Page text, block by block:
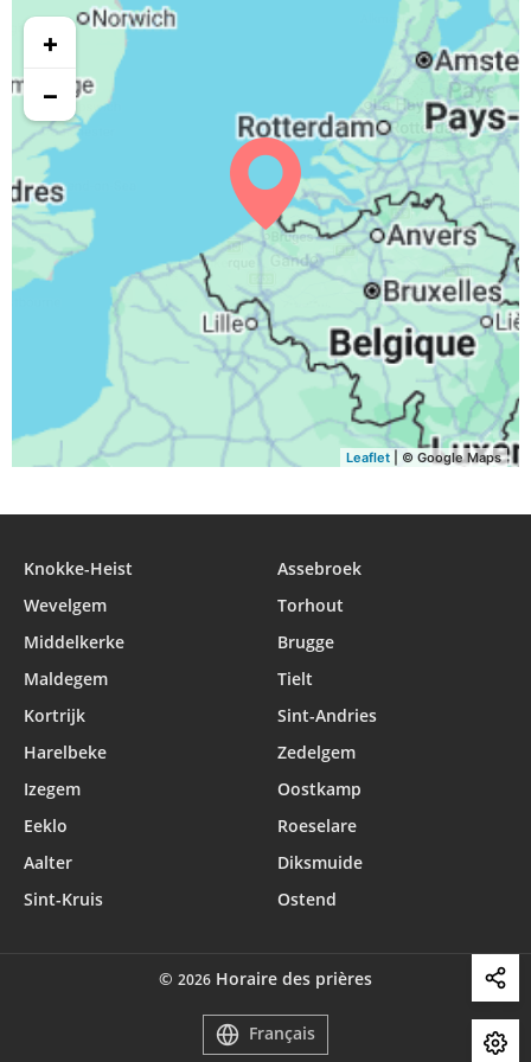
05:41 06:59 20:36 21:53
+
−
Leaflet | © Google Maps
Knokke-Heist
Assebroek
Wevelgem
Torhout
Middelkerke
Brugge
Maldegem
Tielt
Kortrijk
Sint-Andries
Harelbeke
Zedelgem
Izegem
Oostkamp
Eeklo
Roeselare
Aalter
Diksmuide
Sint-Kruis
Ostend
© 2026 Horaire des prières
Français